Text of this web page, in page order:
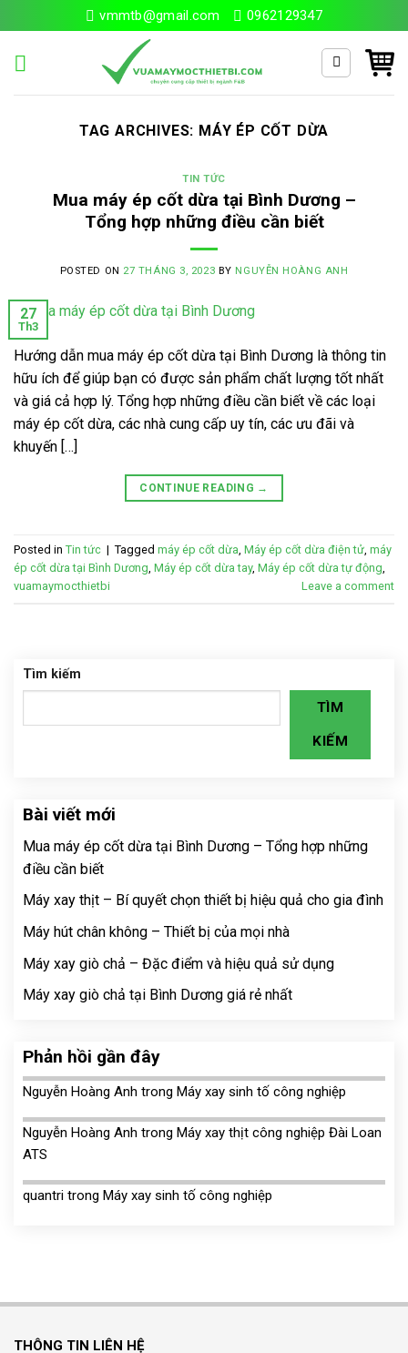
to
content
vmmtb@gmail.com 0962129347
for:
TAG ARCHIVES: MÁY ÉP CỐT DỪA
TIN TỨC
Mua máy ép cốt dừa tại Bình Dương –
Tổng hợp những điều cần biết
POSTED ON 27 THÁNG 3, 2023 BY NGUYỄN HOÀNG ANH
27
Th3
Hướng dẫn mua máy ép cốt dừa tại Bình Dương là thông tin
hữu ích để giúp bạn có được sản phẩm chất lượng tốt nhất
và giá cả hợp lý. Tổng hợp những điều cần biết về các loại
máy ép cốt dừa, các nhà cung cấp uy tín, các ưu đãi và
khuyến […]
CONTINUE READING →
Posted in Tin tức | Tagged máy ép cốt dừa, Máy ép cốt dừa điện tử, máy
ép cốt dừa tại Bình Dương, Máy ép cốt dừa tay, Máy ép cốt dừa tự động,
vuamaymocthietbi
Leave a comment
Tìm kiếm
TÌM
KIẾM
Bài viết mới
Mua máy ép cốt dừa tại Bình Dương – Tổng hợp những
điều cần biết
Máy xay thịt – Bí quyết chọn thiết bị hiệu quả cho gia đình
Máy hút chân không – Thiết bị của mọi nhà
Máy xay giò chả – Đặc điểm và hiệu quả sử dụng
Máy xay giò chả tại Bình Dương giá rẻ nhất
Phản hồi gần đây
Nguyễn Hoàng Anh trong Máy xay sinh tố công nghiệp
Nguyễn Hoàng Anh trong Máy xay thịt công nghiệp Đài Loan
ATS
quantri trong Máy xay sinh tố công nghiệp
THÔNG TIN LIÊN HỆ